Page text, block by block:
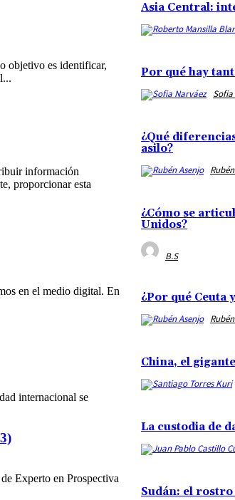
objetivo es identificar,
información
proporcionar esta
en el medio digital. En
internacional se
Experto en Prospectiva
Asia Central:
Por qué hay
¿Qué
asilo?
¿Cómo se
Unidos?
B.S
¿Por qué Ceuta
China, el
La custodia de
Sudán: el